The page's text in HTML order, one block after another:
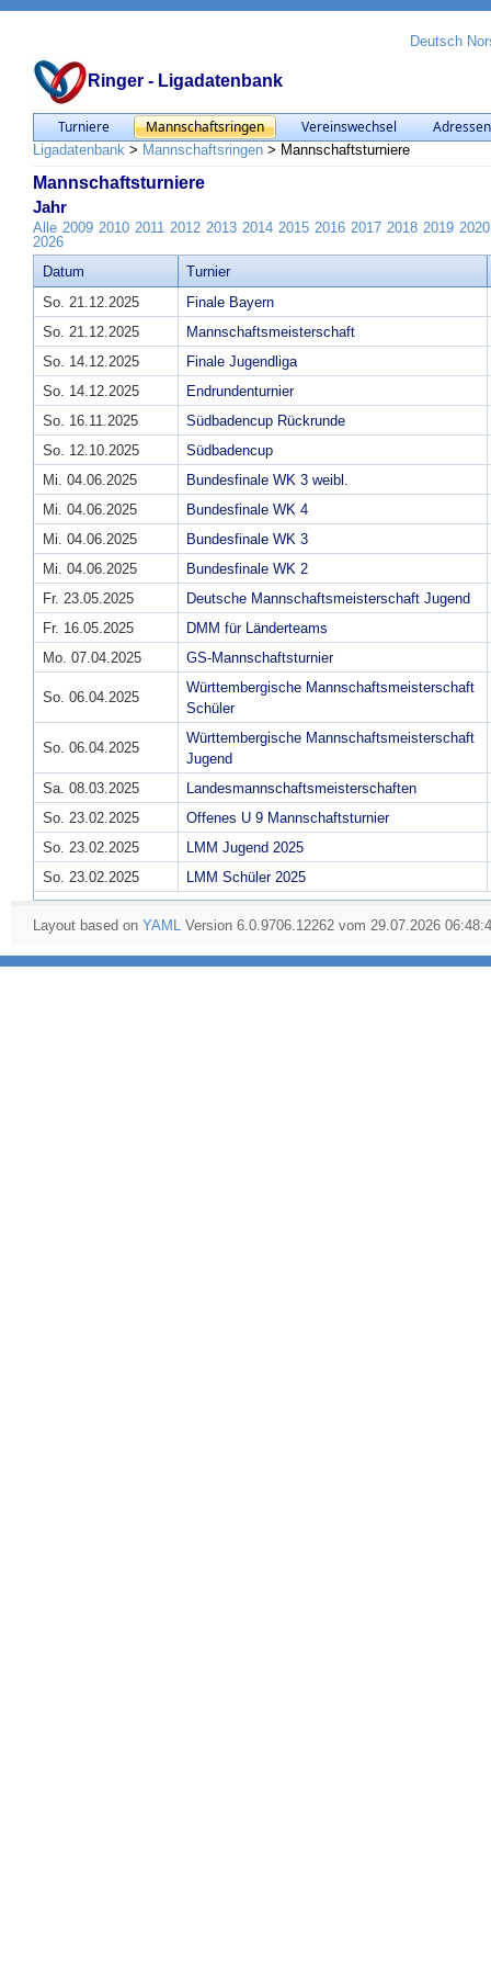
Ringer - Ligadatenbank
Deutsch
Turniere Mannschaftsringen Vereinswechsel Adressen
Ligadatenbank > Mannschaftsringen > Mannschaftsturniere
Mannschaftsturniere
Jahr
Alle 2009 2010 2011 2012 2013 2014 2015 2016 2017 2018 2019 2020
2026
Datum
Turnier
So. 21.12.2025
Finale Bayern
So. 21.12.2025
Mannschaftsmeisterschaft
So. 14.12.2025
Finale Jugendliga
So. 14.12.2025
Endrundenturnier
So. 16.11.2025
Südbadencup Rückrunde
So. 12.10.2025
Südbadencup
Mi. 04.06.2025
Bundesfinale WK 3 weibl.
Mi. 04.06.2025
Bundesfinale WK 4
Mi. 04.06.2025
Bundesfinale WK 3
Mi. 04.06.2025
Bundesfinale WK 2
Fr. 23.05.2025
Deutsche Mannschaftsmeisterschaft Jugend
Fr. 16.05.2025
DMM für Länderteams
Mo. 07.04.2025
GS-Mannschaftsturnier
So. 06.04.2025
Württembergische Mannschaftsmeisterschaft
Schüler
So. 06.04.2025
Württembergische Mannschaftsmeisterschaft
Jugend
Sa. 08.03.2025
Landesmannschaftsmeisterschaften
So. 23.02.2025
Offenes U 9 Mannschaftsturnier
So. 23.02.2025
LMM Jugend 2025
So. 23.02.2025
LMM Schüler 2025
Layout based on YAML Version 6.0.9706.12262 vom 29.07.2026